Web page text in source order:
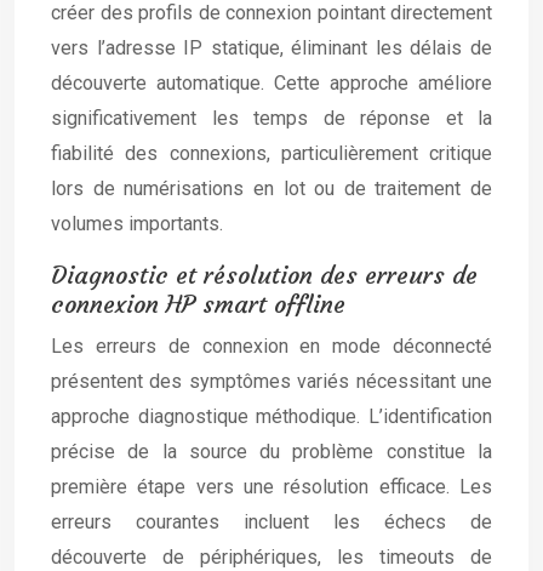
créer des profils de connexion pointant directement
vers l’adresse IP statique, éliminant les délais de
découverte automatique. Cette approche améliore
significativement les temps de réponse et la
fiabilité des connexions, particulièrement critique
lors de numérisations en lot ou de traitement de
volumes importants.
Diagnostic et résolution des erreurs de
connexion HP smart offline
Les erreurs de connexion en mode déconnecté
présentent des symptômes variés nécessitant une
approche diagnostique méthodique. L’identification
précise de la source du problème constitue la
première étape vers une résolution efficace. Les
erreurs courantes incluent les échecs de
découverte de périphériques, les timeouts de